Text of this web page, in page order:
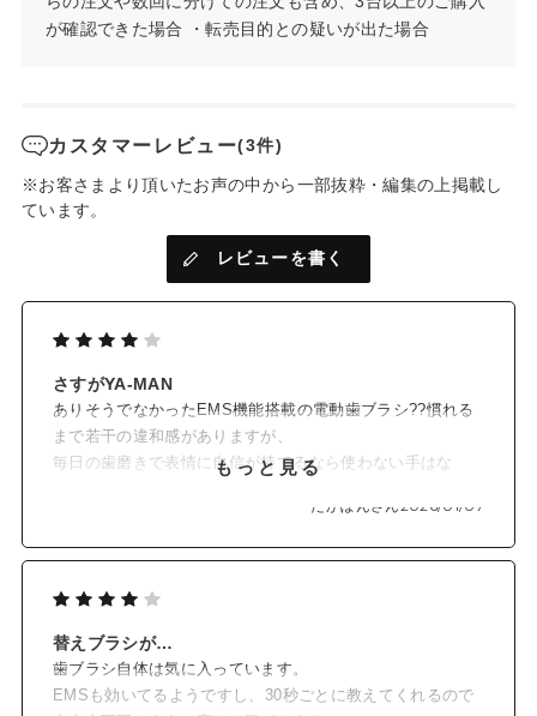
が確認できた場合 ・転売目的との疑いが出た場合
カスタマーレビュー(3件)
※お客さまより頂いたお声の中から一部抜粋・編集の上掲載し
ています。
レビューを書く
さすがYA-MAN
ありそうでなかったEMS機能搭載の電動歯ブラシ??慣れる
まで若干の違和感がありますが、
毎日の歯磨きで表情に自信が持てるなら使わない手はな
もっと見る
たかぽんさん2026/01/07
替えブラシが…
歯ブラシ自体は気に入っています。
EMSも効いてるようですし、30秒ごとに教えてくれるので